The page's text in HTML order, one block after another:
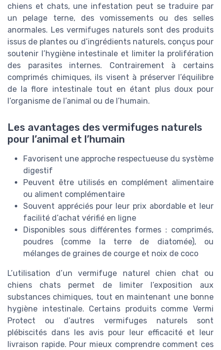
chiens et chats, une infestation peut se traduire par
un pelage terne, des vomissements ou des selles
anormales. Les vermifuges naturels sont des produits
issus de plantes ou d’ingrédients naturels, conçus pour
soutenir l’hygiène intestinale et limiter la prolifération
des parasites internes. Contrairement à certains
comprimés chimiques, ils visent à préserver l’équilibre
de la flore intestinale tout en étant plus doux pour
l’organisme de l’animal ou de l’humain.
Les avantages des vermifuges naturels
pour l’animal et l’humain
Favorisent une approche respectueuse du système
digestif
Peuvent être utilisés en complément alimentaire
ou aliment complémentaire
Souvent appréciés pour leur prix abordable et leur
facilité d’achat vérifié en ligne
Disponibles sous différentes formes : comprimés,
poudres (comme la terre de diatomée), ou
mélanges de graines de courge et noix de coco
L’utilisation d’un vermifuge naturel chien chat ou
chiens chats permet de limiter l’exposition aux
substances chimiques, tout en maintenant une bonne
hygiène intestinale. Certains produits comme Vermi
Protect ou d’autres vermifuges naturels sont
plébiscités dans les avis pour leur efficacité et leur
livraison rapide. Pour mieux comprendre comment ces